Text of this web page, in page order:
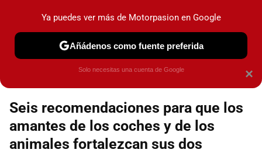
marca que se menciona
Espacio Toyota
Seis recomendaciones para que los
amantes de los coches y de los
animales fortalezcan sus dos
×
Ya puedes ver más de Motorpasion en Google
Añádenos como fuente preferida
Solo necesitas una cuenta de Google